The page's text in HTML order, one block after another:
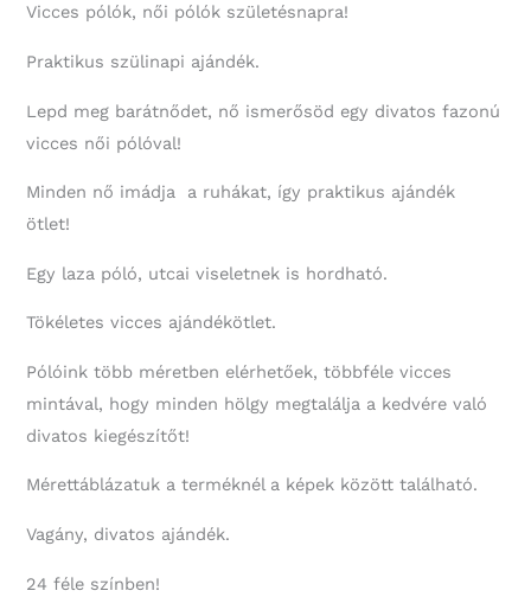
Vicces pólók, női pólók születésnapra!
Praktikus szülinapi ajándék.
Lepd meg barátnődet, nő ismerősöd egy divatos fazonú
vicces női pólóval!
Minden nő imádja a ruhákat, így praktikus ajándék
ötlet!
Egy laza póló, utcai viseletnek is hordható.
Tökéletes vicces ajándékötlet.
Pólóink több méretben elérhetőek, többféle vicces
mintával, hogy minden hölgy megtalálja a kedvére való
divatos kiegészítőt!
Mérettáblázatuk a terméknél a képek között található.
Vagány, divatos ajándék.
24 féle színben!